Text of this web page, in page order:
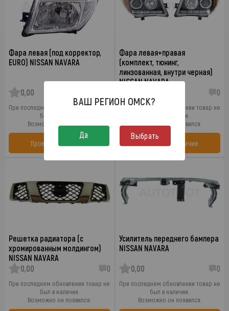
Фара левая (под корректор,
EURO) NISSAN NAVARA
0,00
При последнем обновлении товар не
был в наличии.
Возможно он появился.
Проверить наличие
Фара левая+правая
(комплект, тюнинг,
линзованная, внутри черная)
NISSAN NAVARA
0
При последнем обновлении товар не
был в наличии.
Возможно он появился.
Проверить наличие
Решетка радиатора (с
хромированным молдингом)
NISSAN NAVARA
0,00
0
При последнем обновлении товар не
был в наличии.
Возможно он появился.
Усилитель переднего бампера
NISSAN NAVARA
0,00 0
При последнем обновлении товар не
был в наличии.
Возможно он появился.
ВАШ РЕГИОН ОМСК?
Да Выбрать